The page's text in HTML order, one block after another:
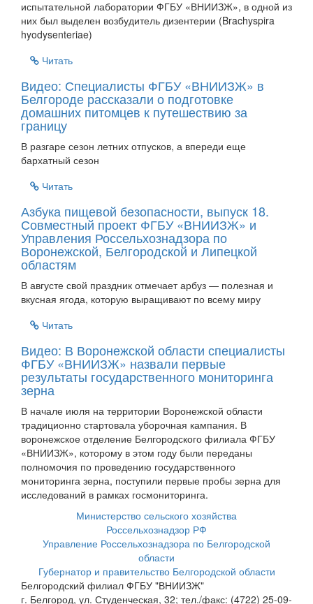
испытательной лаборатории ФГБУ «ВНИИЗЖ», в одной из
них был выделен возбудитель дизентерии (Brachyspira
hyodysenteriae)
Читать
Видео: Специалисты ФГБУ «ВНИИЗЖ» в
Белгороде рассказали о подготовке
домашних питомцев к путешествию за
границу
В разгаре сезон летних отпусков, а впереди еще
бархатный сезон
Читать
Азбука пищевой безопасности, выпуск 18.
Совместный проект ФГБУ «ВНИИЗЖ» и
Управления Россельхознадзора по
Воронежской, Белгородской и Липецкой
областям
В августе свой праздник отмечает арбуз — полезная и
вкусная ягода, которую выращивают по всему миру
Читать
Видео: В Воронежской области специалисты
ФГБУ «ВНИИЗЖ» назвали первые
результаты государственного мониторинга
зерна
В начале июля на территории Воронежской области
традиционно стартовала уборочная кампания. В
воронежское отделение Белгородского филиала ФГБУ
«ВНИИЗЖ», которому в этом году были переданы
полномочия по проведению государственного
мониторинга зерна, поступили первые пробы зерна для
исследований в рамках госмониторинга.
Министерство сельского хозяйства
Россельхознадзор РФ
Управление Россельхознадзора по Белгородской
области
Губернатор и правительство Белгородской области
Белгородский филиал ФГБУ "ВНИИЗЖ"
г. Белгород, ул. Студенческая, 32; тел./факс: (4722) 25-09-